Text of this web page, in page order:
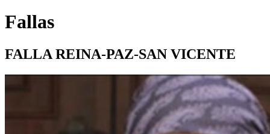
Fallas
FALLA REINA-PAZ-SAN VICENTE